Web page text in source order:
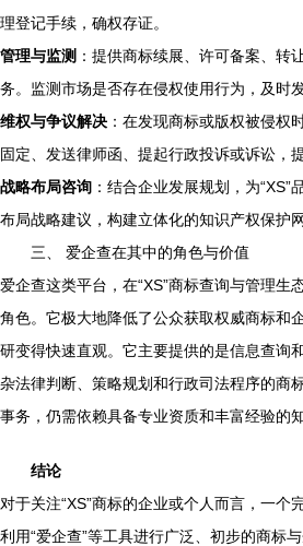
理登记手续，确权存证。
管理与监测 ：提供商标续展、许可备案、转
务。监测市场是否存在侵权使用行为，及时发
维权与争议解决 ：在发现商标或版权被侵权
固定、发送律师函、提起行政投诉或诉讼，
战略布局咨询 ：结合企业发展规划，为
布局战略建议，构建立体化的知识产权保护网
三、 爱企查在其中的角色与价值
爱企查这类平台，在“XS”商标查询与管理生
角色。它极大地降低了公众获取权威商标和
研变得快速直观。它主要提供的是信息查询
杂法律判断、策略规划和行政司法程序的商
事务，仍需依赖具备专业资质和丰富经验的
结论
对于关注“XS”商标的企业或个人而言，一个
利用“爱企查”等工具进行广泛、初步的商标